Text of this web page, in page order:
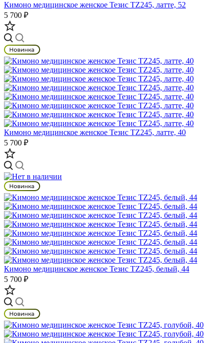
Кимоно медицинское женское Тезис TZ245, латте, 52
5 700 ₽
Кимоно медицинское женское Тезис TZ245, латте, 40
5 700 ₽
Кимоно медицинское женское Тезис TZ245, белый, 44
5 700 ₽